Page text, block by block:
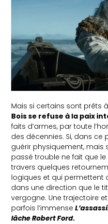
Mais si certains sont prêts
Bois se refuse à la paix
faits d’armes, par toute
des décennies. Si, dans ce
guérir physiquement, mais
passé trouble ne fait que
travers quelques
logiques et qui permettent
dans une direction que le
vergogne. Une trajectoire
parfois l’immense
lâche Robert Ford.